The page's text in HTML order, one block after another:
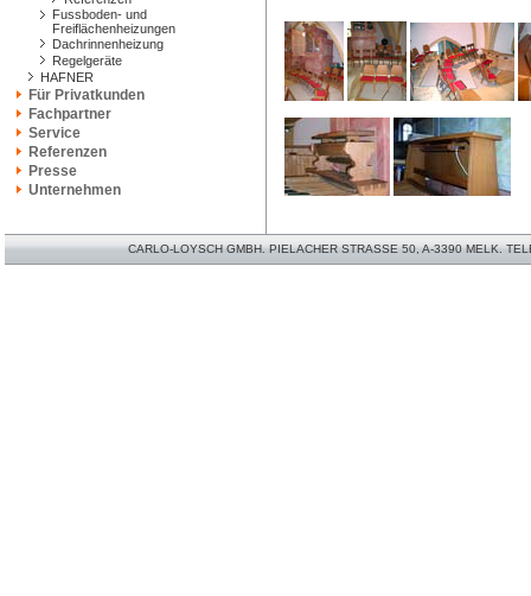
Fussboden- und
Freiflächenheizungen
Dachrinnenheizung
Regelgeräte
HAFNER
Für Privatkunden
Fachpartner
Service
Referenzen
Presse
Unternehmen
CARLO-LOYSCH GMBH. PIELACHER STRASSE 50, A-3390 MELK.